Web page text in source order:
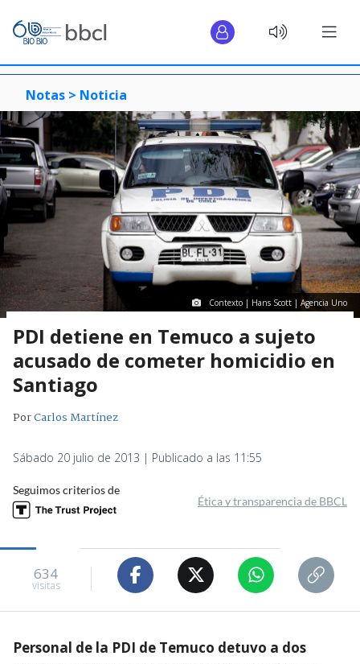
Notas > Noticia
Contexto | Hans Scott | Agencia Uno
PDI detiene en Temuco a sujeto
acusado de cometer homicidio en
Santiago
PorCarlos Martínez
Sábado 20 julio de 2013 | Publicado a las 11:55
Seguimos criterios de
Ética y transparencia de BBCL
634
visitas
Personal de la PDI de Temuco detuvo a dos